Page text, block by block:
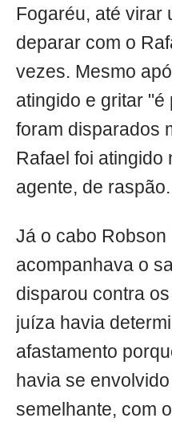
Fogaréu, até virar
deparar com o
vezes. Mesmo
atingido e gritar
foram disparados
Rafael foi atingido
agente, de raspão.
Já o cabo Robson
acompanhava o
disparou contra
juíza havia
afastamento
havia se
semelhante, com